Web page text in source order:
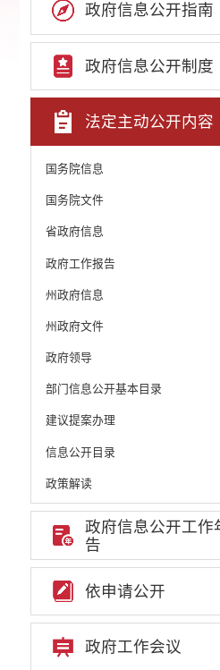
政府信息公开指南
政府信息公开制度
法定主动公开内容
国务院信息
国务院文件
省政府信息
政府工作报告
州政府信息
州政府文件
政府领导
部门信息公开基本目录
建议提案办理
信息公开目录
政策解读
机构职能和权责清单
自然资源政务公开
重点领域信息公开
部门单位专栏
政府信息公开工作
告
依申请公开
政府工作会议